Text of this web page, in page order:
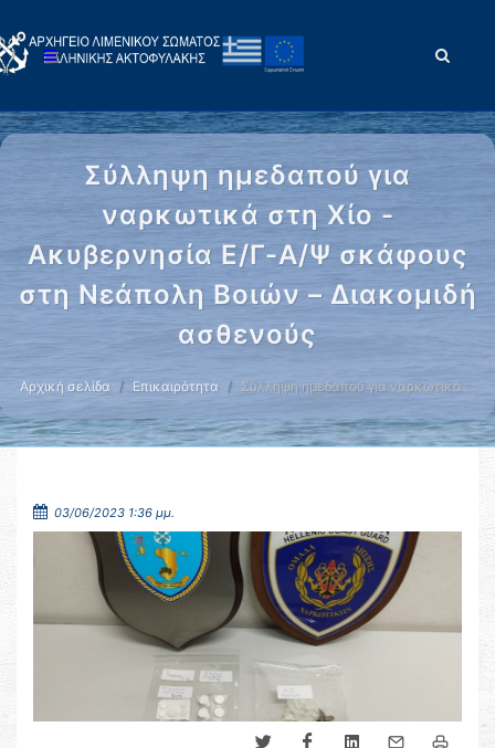
Σύλληψη ημεδαπού για
ναρκωτικά στη Χίο -
Ακυβερνησία Ε/Γ-Α/Ψ σκάφους
στη Νεάπολη Βοιών – Διακομιδή
ασθενούς
Αρχική σελίδα Επικαιρότητα Σύλληψη ημεδαπού για ναρκωτικά …
03/06/2023 1:36 μμ.